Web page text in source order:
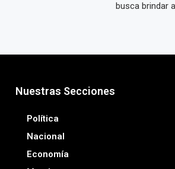
busca brindar
Nuestras Secciones
Política
Nacional
Economía